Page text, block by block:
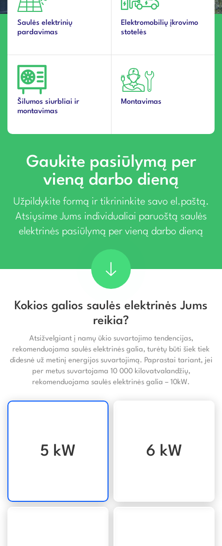
Saulės elektrinių
pardavimas
Elektromobilių įkrovimo
stotelės
Šilumos siurbliai ir
montavimas
Montavimas
Gaukite pasiūlymą per
vieną darbo dieną
Užpildykite formą ir tikrininkite savo el.paštą.
Atsiųsime Jums individualiai paruoštą saulės
elektrinės pasiūlymą per vieną darbo dieną
Kokios galios saulės elektrinės Jums
reikia?
Atsižvelgiant į namų ūkio suvartojimo tendencijas,
rekomenduojama saulės elektrinės galia, turėtų būti šiek tiek
didesnė už metinį energijos suvartojimą. Paprastai tariant, jei
per metus suvartojama 10 000 kilovatvalandžių,
rekomenduojama saulės elektrinės galia – 10kW.
5 kW 6 kW